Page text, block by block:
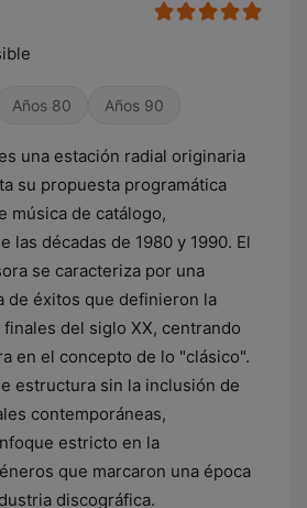
Años 80 Años 90
una estación radial originaria
su propuesta programática
música de catálogo,
las décadas de 1980 y 1990. El
se caracteriza por una
de éxitos que definieron la
del siglo XX, centrando
en el concepto de lo "clásico".
estructura sin la inclusión de
contemporáneas,
estricto en la
que marcaron una época
discográfica.